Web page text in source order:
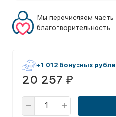
Мы перечисляем часть
благотворительность
+1 012 бонусных
20 257 ₽